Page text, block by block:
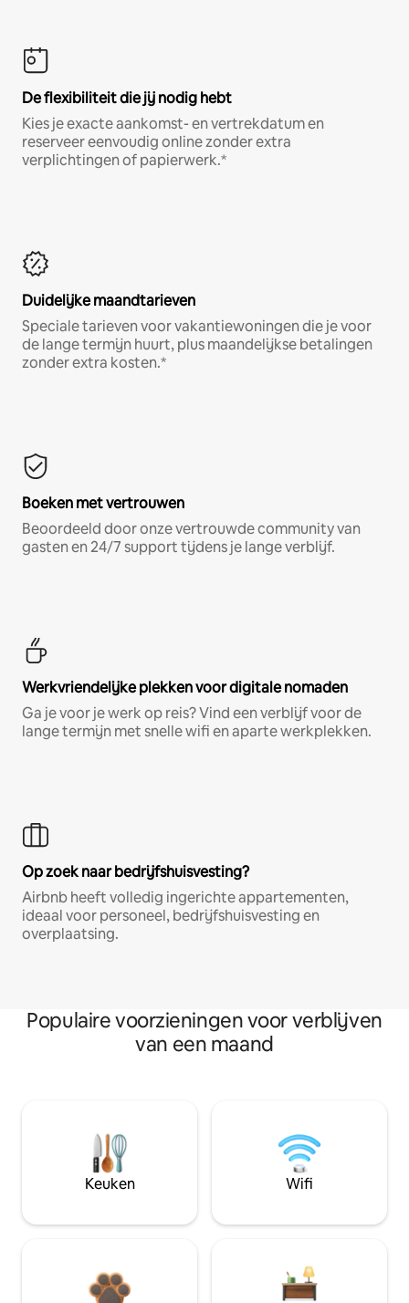
De flexibiliteit die jij nodig hebt
Kies je exacte aankomst- en vertrekdatum en
reserveer eenvoudig online zonder extra
verplichtingen of papierwerk.*
Duidelijke maandtarieven
Speciale tarieven voor vakantiewoningen die je voor
de lange termijn huurt, plus maandelijkse betalingen
zonder extra kosten.*
Boeken met vertrouwen
Beoordeeld door onze vertrouwde community van
gasten en 24/7 support tijdens je lange verblijf.
Werkvriendelijke plekken voor digitale nomaden
Ga je voor je werk op reis? Vind een verblijf voor de
lange termijn met snelle wifi en aparte werkplekken.
Op zoek naar bedrijfshuisvesting?
Airbnb heeft volledig ingerichte appartementen,
ideaal voor personeel, bedrijfshuisvesting en
overplaatsing.
Populaire voorzieningen voor verblijven
van een maand
Keuken Wifi